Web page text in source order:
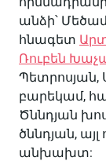
անձի՝
հնագետ
Ռուբեն
Պետրոսյան,
բարեկամ,
Ծննդյան
ծննդյան,
անխախտ: